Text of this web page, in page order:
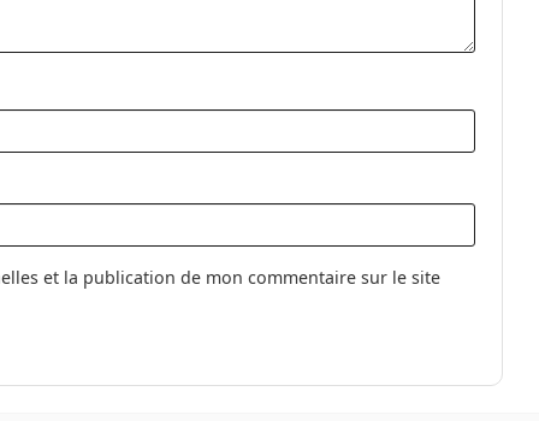
et la publication de mon commentaire sur le site